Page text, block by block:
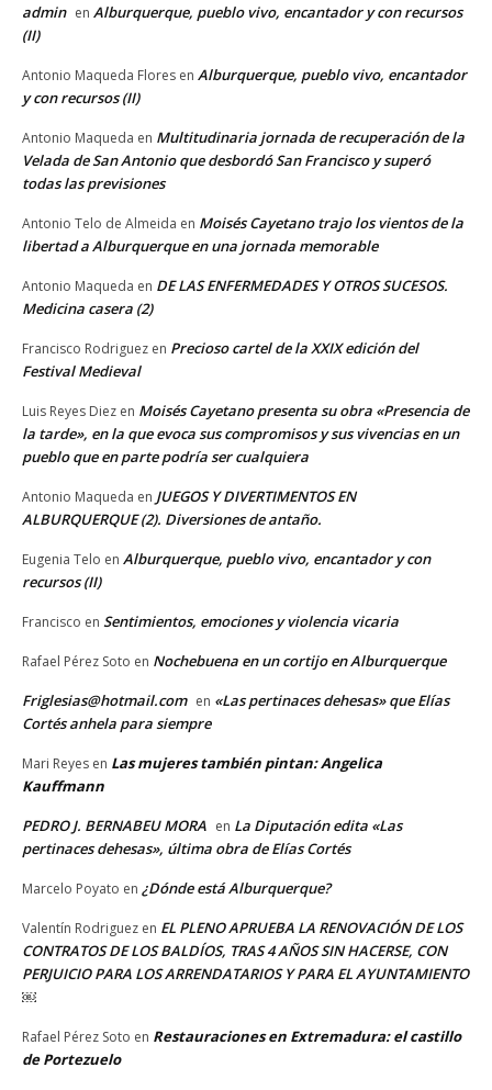
admin en Alburquerque, pueblo vivo, encantador y con recursos
(II)
Antonio Maqueda Flores en Alburquerque, pueblo vivo, encantador
y con recursos (II)
Antonio Maqueda en Multitudinaria jornada de recuperación de la
Velada de San Antonio que desbordó San Francisco y superó
todas las previsiones
Antonio Telo de Almeida en Moisés Cayetano trajo los vientos de la
libertad a Alburquerque en una jornada memorable
Antonio Maqueda en DE LAS ENFERMEDADES Y OTROS SUCESOS.
Medicina casera (2)
Francisco Rodriguez en Precioso cartel de la XXIX edición del
Festival Medieval
Luis Reyes Diez en Moisés Cayetano presenta su obra «Presencia de
la tarde», en la que evoca sus compromisos y sus vivencias en un
pueblo que en parte podría ser cualquiera
Antonio Maqueda en JUEGOS Y DIVERTIMENTOS EN
ALBURQUERQUE (2). Diversiones de antaño.
Eugenia Telo en Alburquerque, pueblo vivo, encantador y con
recursos (II)
Francisco en Sentimientos, emociones y violencia vicaria
Rafael Pérez Soto en Nochebuena en un cortijo en Alburquerque
Friglesias@hotmail.com en «Las pertinaces dehesas» que Elías
Cortés anhela para siempre
Mari Reyes en Las mujeres también pintan: Angelica
Kauffmann
PEDRO J. BERNABEU MORA en La Diputación edita «Las
pertinaces dehesas», última obra de Elías Cortés
Marcelo Poyato en ¿Dónde está Alburquerque?
Valentín Rodriguez en EL PLENO APRUEBA LA RENOVACIÓN DE LOS
CONTRATOS DE LOS BALDÍOS, TRAS 4 AÑOS SIN HACERSE, CON
PERJUICIO PARA LOS ARRENDATARIOS Y PARA EL AYUNTAMIENTO
￼
Rafael Pérez Soto en Restauraciones en Extremadura: el castillo
de Portezuelo